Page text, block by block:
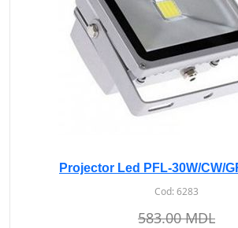
Projector Led PFL-30W/CW/
Cod:6283
583.00 MDL